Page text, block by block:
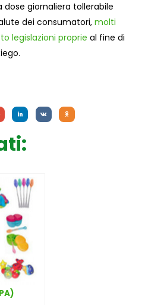
giornaliera tollerabile
dei consumatori, molti
legislazioni proprie al fine di